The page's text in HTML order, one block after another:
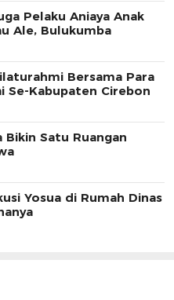
Pelaku Aniaya Anak
Ale, Bulukumba
Bersama Para
Se-Kabupaten Cirebon
Bikin Satu Ruangan
Yosua di Rumah Dinas